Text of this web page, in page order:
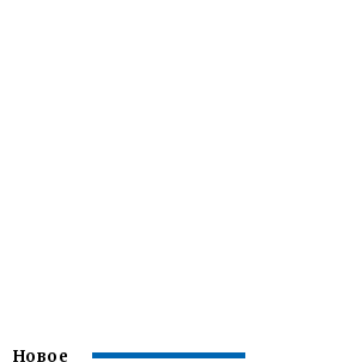
Новое